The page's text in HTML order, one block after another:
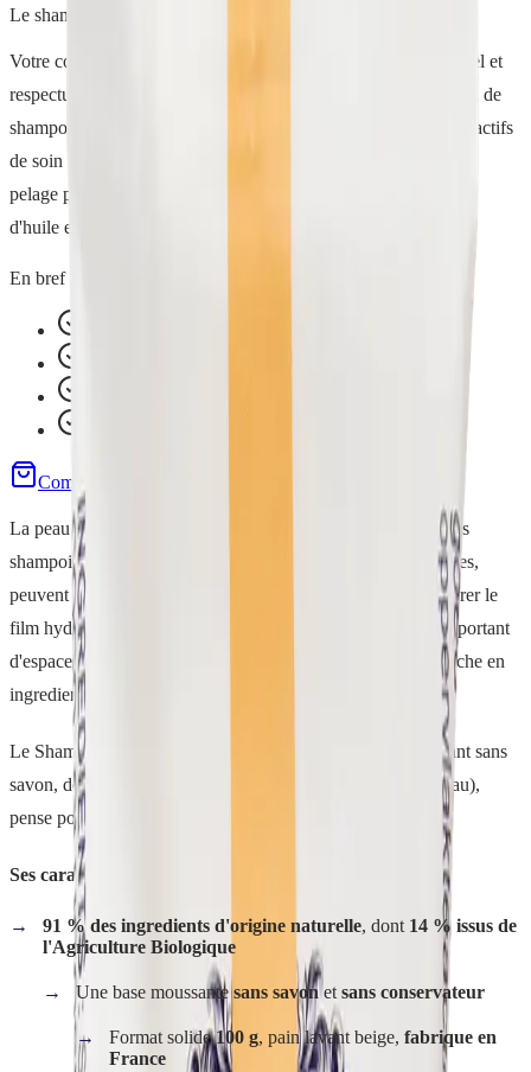
Le shampoing naturel pour un poil brillant et facile à demeler
Votre compagnon a quatre pattes merite lui aussi un soin naturel et
respectueux ! Le Shampoing Toutou H2O at Home est un pain de
shampoing solide, une base moussante sans savon enrichie en actifs
de soin vegetaux bio et locaux. Pratique a appliquer, il laisse le
pelage propre, nourri et facile a demeler, avec un leger parfum
d'huile essentielle de cade.
En bref
Commander
La peau des chiens est plus fragile que celle des humains. Les
shampoings classiques, souvent trop decapants et sur-emballes,
peuvent incommoder la sensibilite des animaux et desequilibrer le
film hydrolipidique de leur peau apres le bain. Il est donc important
d'espacer les lavages et de choisir une base lavante douce, riche en
ingredients naturels.
Le Shampoing Toutou est un
(un produit lavant sans
savon, dont le pH equivaut a 4 a 6, proche de celui de la peau),
pense pour respecter la sensibilite des animaux.
Ses caracteristiques :
91 % des ingredients d'origine naturelle, dont 14 % issus de
l'Agriculture Biologique
Une base moussantesans savonet sans conservateur
Format solide100 g, pain lavant beige, fabrique en
France